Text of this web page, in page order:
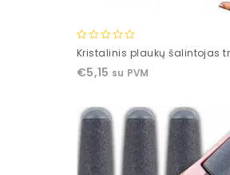
0
of
Kristalinis plaukų šalintojas
€5,15 su PVM